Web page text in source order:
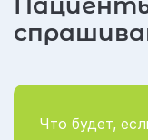
Что будет,